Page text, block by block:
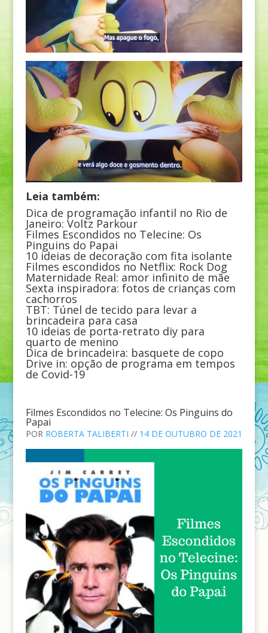
Leia também:
Dica de programação infantil no Rio de
Janeiro: Voltz Parkour
Filmes Escondidos no Telecine: Os
Pinguins do Papai
10 ideias de decoração com fita isolante
Filmes escondidos no Netflix: Rock Dog
Maternidade Real: amor infinito de mãe
Sexta inspiradora: fotos de crianças com
cachorros
TBT: Túnel de tecido para levar a
brincadeira para casa
10 ideias de porta-retrato diy para
quarto de menino
Dica de brincadeira: basquete de copo
Drive in: opção de programa em tempos
de Covid-19
Filmes Escondidos no Telecine: Os Pinguins do
Papai
POR ROBERTA TALIBERTI // 14 DE OUTUBRO DE 2021